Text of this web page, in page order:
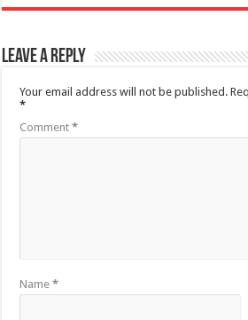
Leave a Reply
Your email address will not be published.
*
Comment*
Name*